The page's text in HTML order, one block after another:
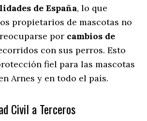
de España, lo que
propietarios de mascotas no
por cambios de
con sus perros. Esto
fiel para las mascotas
Arnes y en todo el país.
Civil a Terceros